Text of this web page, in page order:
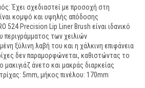
Έχει σχεδιαστεί με προσοχή στη
κομψό και υψηλής απόδοσης
524 Precision Lip Liner Brush είναι ιδανικό
περιγράμματος των χειλιών
ξύλινη λαβή του και η χάλκινη επιφάνεια
δεν παραμορφώνεται, καθιστώντας το
μακιγιάζ άνετο και μακράς διαρκείας
5mm, μήκος πινέλου: 170mm